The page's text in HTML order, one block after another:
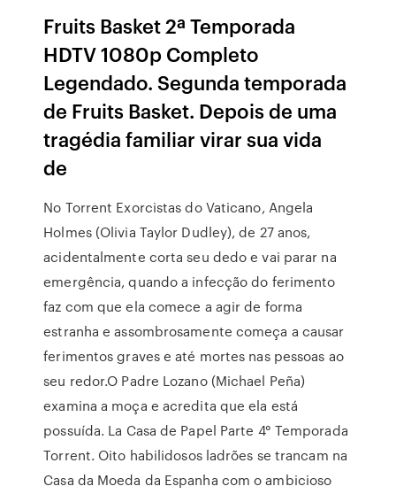
Fruits Basket 2ª Temporada
HDTV 1080p Completo
Legendado. Segunda temporada
de Fruits Basket. Depois de uma
tragédia familiar virar sua vida
de
No Torrent Exorcistas do Vaticano, Angela
Holmes (Olivia Taylor Dudley), de 27 anos,
acidentalmente corta seu dedo e vai parar na
emergência, quando a infecção do ferimento
faz com que ela comece a agir de forma
estranha e assombrosamente começa a causar
ferimentos graves e até mortes nas pessoas ao
seu redor.O Padre Lozano (Michael Peña)
examina a moça e acredita que ela está
possuída. La Casa de Papel Parte 4° Temporada
Torrent. Oito habilidosos ladrões se trancam na
Casa da Moeda da Espanha com o ambicioso